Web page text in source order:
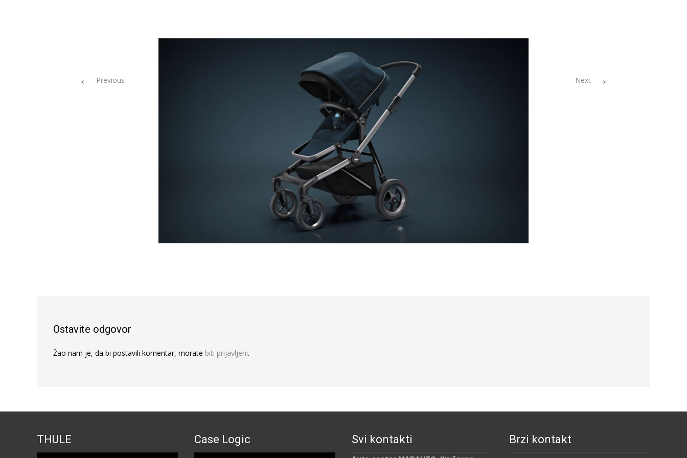
← Previous Next →
Ostavite odgovor
Žao nam je, da bi postavili komentar, morate biti prijavljeni.
THULE Case Logic Svi kontakti Brzi kontakt